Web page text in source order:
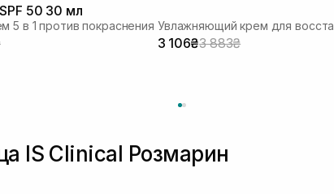
50 30 мл
5 в 1 против покраснения
3 106₴3 883₴
IS Clinical Розмарин